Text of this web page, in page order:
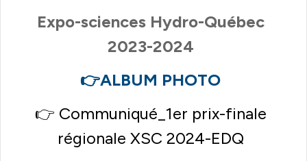
Expo-sciences Hydro-Québec
2023-2024
👉ALBUM PHOTO
👉 Communiqué_1er prix-finale
régionale XSC 2024-EDQ